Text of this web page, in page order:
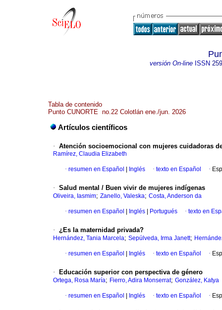
versión On-lineISSN
Tabla de contenido
Punto CUNORTE no.22 Colotlán ene./jun. 2026
Artículos científicos
· Atención socioemocional con mujeres cuidadoras
Ramírez, Claudia Elizabeth
· resumen en Español Inglés · texto en Español ·
· Salud mental / Buen vivir de mujeres indígenas
Oliveira, Iasmim; Zanello, Valeska; Costa, Anderson da
· resumen en Español Inglés Portugués · texto en
· ¿Es la maternidad privada?
Hernández, Tania Marcela; Sepúlveda, Irma Janett;
· resumen en Español Inglés · texto en Español ·
· Educación superior con perspectiva de género
Ortega, Rosa María; Fierro, Adira Monserrat; González, Katya
· resumen en Español Inglés · texto en Español ·